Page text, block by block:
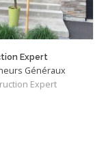
Expert
Généraux
Expert